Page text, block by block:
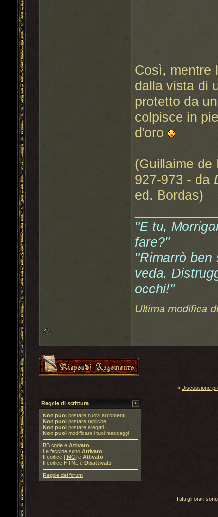
Così, mentre
dalla vista di
protetto da
colpisce in
d'oro
(Guillaime
927-973 - da
ed. Bordas)
"E tu,
fare?"
"Rimarrò ben
veda.
occhi!"
Ultima modifica
« Discussione
Regole di scrittura
Non puoi postare nuovi argomenti
Non puoi postare repliche
Non puoi postare allegati
Non puoi modificare i tuoi messaggi
BB code èAttivato
Lefaccine sonoAttivato
Il codice[IMG] èAttivato
Il codice HTML èDisattivato
Regole del forum
Tutti gli orari